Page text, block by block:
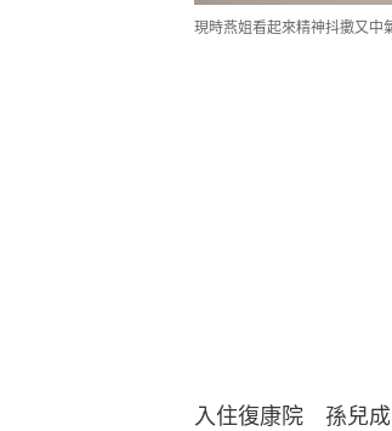
現時燕姐看起來精神抖擻又中
入住復康院　孫兒